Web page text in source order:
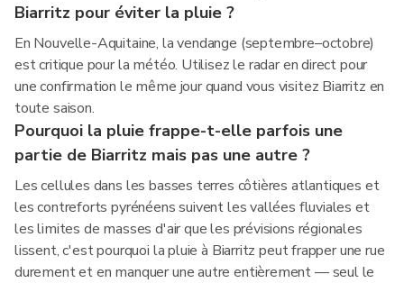
Biarritz pour éviter la pluie ?
En Nouvelle-Aquitaine, la vendange (septembre–octobre)
est critique pour la météo. Utilisez le radar en direct pour
une confirmation le même jour quand vous visitez Biarritz en
toute saison.
Pourquoi la pluie frappe-t-elle parfois une
partie de Biarritz mais pas une autre ?
Les cellules dans les basses terres côtières atlantiques et
les contreforts pyrénéens suivent les vallées fluviales et
les limites de masses d'air que les prévisions régionales
lissent, c'est pourquoi la pluie à Biarritz peut frapper une rue
durement et en manquer une autre entièrement — seul le